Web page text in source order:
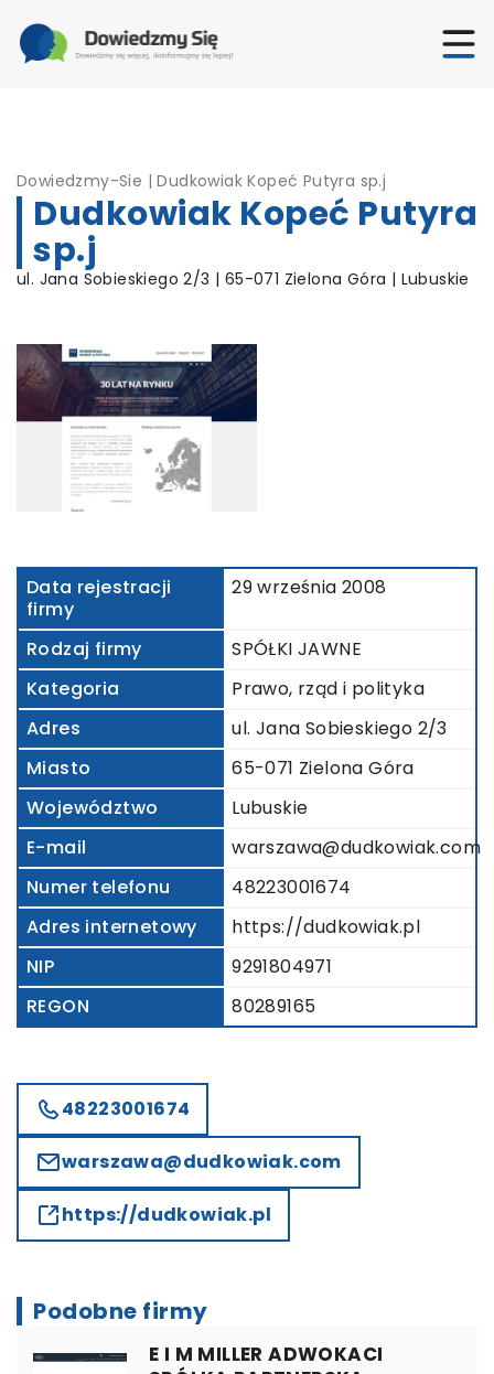
Dowiedzmy-Sie |Dudkowiak Kopeć Putyra sp.j
Dudkowiak Kopeć Putyra
sp.j
ul. Jana Sobieskiego 2/3 | 65-071 Zielona Góra | Lubuskie
Data rejestracji
firmy
29 września 2008
Rodzaj firmy
SPÓŁKI JAWNE
Kategoria
Prawo, rząd i polityka
Adres
ul. Jana Sobieskiego 2/3
Miasto
65-071 Zielona Góra
Województwo
Lubuskie
E-mail
warszawa@dudkowiak.com
Numer telefonu
48223001674
Adres internetowy
https://dudkowiak.pl
NIP
9291804971
REGON
80289165
48223001674
warszawa@dudkowiak.com
https://dudkowiak.pl
Podobne firmy
E I M MILLER ADWOKACI